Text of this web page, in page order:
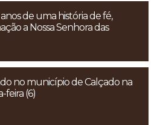
de uma história de fé,
a Nossa Senhora das
no município de Calçado na
feira (6)